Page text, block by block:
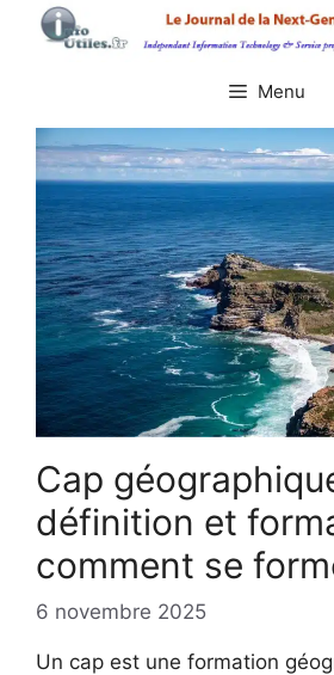
Aller
Menu
Cap
définition et
comment se
6 novembre 2025
Un cap est une formation